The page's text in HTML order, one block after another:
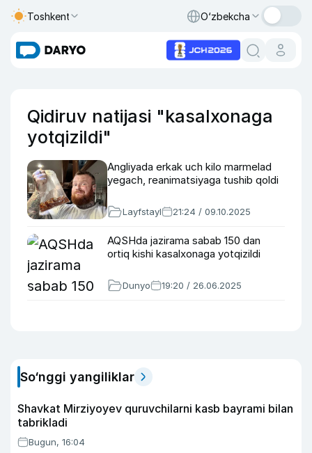
Toshkent O‘zbekcha
Qidiruv natijasi "kasalxonaga
yotqizildi"
Angliyada erkak uch kilo marmelad
yegach, reanimatsiyaga tushib qoldi
Layfstayl 21:24 / 09.10.2025
AQSHda jazirama sabab 150 dan
ortiq kishi kasalxonaga yotqizildi
Dunyo 19:20 / 26.06.2025
So‘nggi yangiliklar
Shavkat Mirziyoyev quruvchilarni kasb bayrami bilan
tabrikladi
Bugun, 16:04